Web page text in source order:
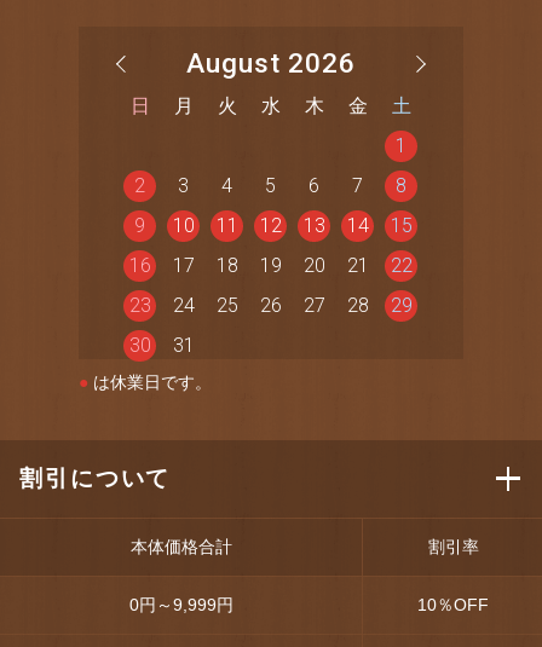
August 2026
日 月 火 水 木 金
土
1
2
3 4 5 6 7
8
9
10 11 12 13 14
15
16
17 18 19 20 21
22
23
24 25 26 27 28
29
30
31
● は休業日です。
割引について
本体価格合計 割引率
0円～9,999円 10％OFF